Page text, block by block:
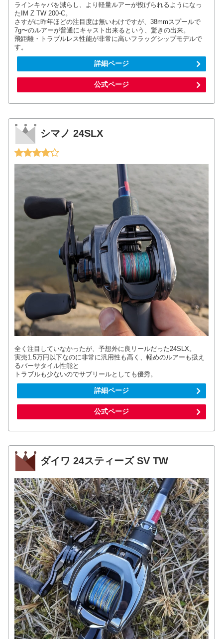
ラインキャパを減らし、より軽量ルアーが投げられるようになっ
たIM Z TW 200-C。
さすがに昨年ほどの注目度は無いわけですが、38mmスプールで
7g〜のルアーが普通にキャスト出来るという、驚きの出来。
飛距離・トラブルレス性能が非常に高いフラッグシップモデルで
す。
詳細ページ
公式ページ
シマノ 24SLX
全く注目していなかったが、予想外に良リールだった24SLX。
実売1.5万円以下なのに非常に汎用性も高く、軽めのルアーも扱え
るバーサタイル性能と
トラブルも少ないのでサブリールとしても優秀。
詳細ページ
公式ページ
ダイワ 24スティーズ SV TW